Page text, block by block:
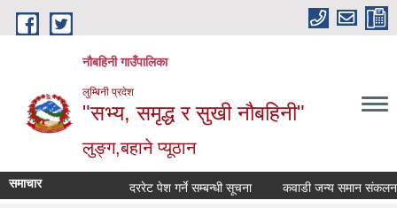
Skip to main content
नौबहिनी गाउँपालिका
लुम्बिनी प्रदेश
"सभ्य, समृद्ध र सुखी नौबहिनी"
लुङ्ग,बहाने प्यूठान
समाचार दररेट पेश गर्ने सम्बन्धी सूचना